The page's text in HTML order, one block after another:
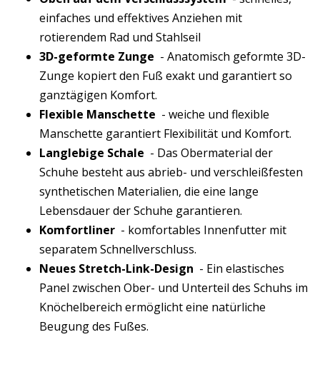
einfaches und effektives Anziehen mit
rotierendem Rad und Stahlseil
3D-geformte Zunge - Anatomisch geformte 3D-
Zunge kopiert den Fuß exakt und garantiert so
ganztägigen Komfort.
Flexible Manschette - weiche und flexible
Manschette garantiert Flexibilität und Komfort.
Langlebige Schale - Das Obermaterial der
Schuhe besteht aus abrieb- und verschleißfesten
synthetischen Materialien, die eine lange
Lebensdauer der Schuhe garantieren.
Komfortliner - komfortables Innenfutter mit
separatem Schnellverschluss.
Neues Stretch-Link-Design - Ein elastisches
Panel zwischen Ober- und Unterteil des Schuhs im
Knöchelbereich ermöglicht eine natürliche
Beugung des Fußes.